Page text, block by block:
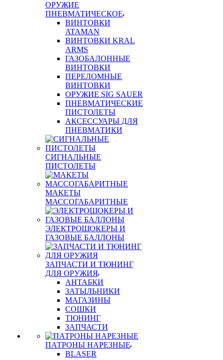
ОРУЖИЕ
ПНЕВМАТИЧЕСКОЕ
ВИНТОВКИ
ATAMAN
ВИНТОВКИ KRAL
ARMS
ГАЗОБАЛОННЫЕ
ВИНТОВКИ
ПЕРЕЛОМНЫЕ
ВИНТОВКИ
ОРУЖИЕ SIG SAUER
ПНЕВМАТИЧЕСКИЕ
ПИСТОЛЕТЫ
АКСЕССУАРЫ ДЛЯ
ПНЕВМАТИКИ
СИГНАЛЬНЫЕ
ПИСТОЛЕТЫ
МАКЕТЫ
МАССОГАБАРИТНЫЕ
ЭЛЕКТРОШОКЕРЫ И
ГАЗОВЫЕ БАЛЛОНЫ
ЗАПЧАСТИ И ТЮНИНГ
ДЛЯ ОРУЖИЯ
АНТАБКИ
ЗАТЫЛЬНИКИ
МАГАЗИНЫ
СОШКИ
ТЮНИНГ
ЗАПЧАСТИ
ПАТРОНЫ НАРЕЗНЫЕ
BLASER